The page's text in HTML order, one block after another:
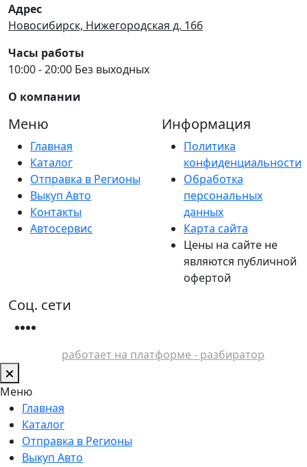
Адрес
Новосибирск, Нижегородская д. 166
Часы работы
10:00 - 20:00 Без выходных
О компании
Меню
Главная
Каталог
Отправка в Регионы
Выкуп Авто
Контакты
Автосервис
Информация
Политика
конфиденциальности
Обработка
персональных
данных
Карта сайта
Цены на сайте не
являются публичной
офертой
Соц. сети
работает на платформе - разбиратор
Меню
Главная
Каталог
Отправка в Регионы
Выкуп Авто